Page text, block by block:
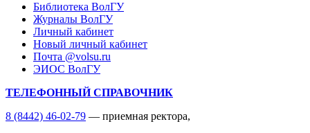
Библиотека ВолГУ
Журналы ВолГУ
Личный кабинет
Новый личный кабинет
Почта @volsu.ru
ЭИОС ВолГУ
ТЕЛЕФОННЫЙ СПРАВОЧНИК
8 (8442) 46-02-79 — приемная ректора,